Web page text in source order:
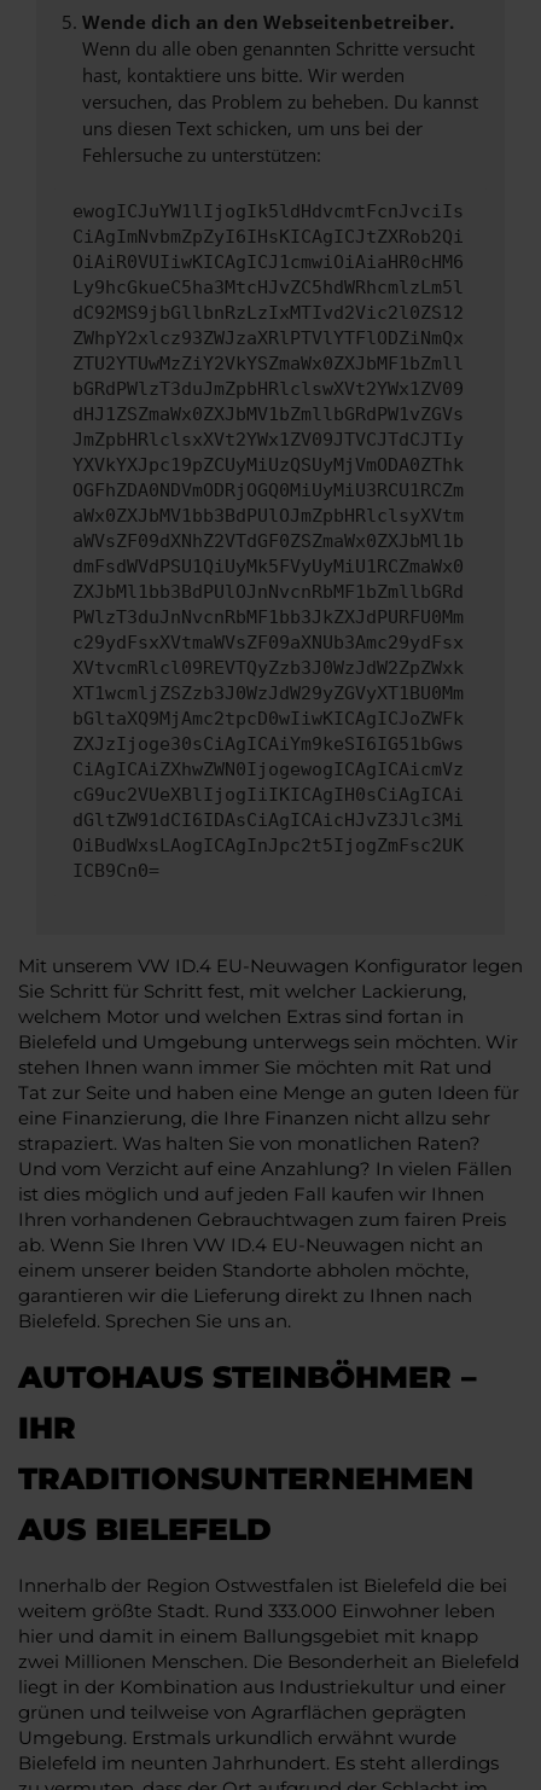
Wende dich an den Webseitenbetreiber.
Wenn du alle oben genannten Schritte versucht
hast, kontaktiere uns bitte. Wir werden
versuchen, das Problem zu beheben. Du kannst
uns diesen Text schicken, um uns bei der
Fehlersuche zu unterstützen:
ewogICJuYW1lIjogIk5ldHdvcmtFcnJvciIs
CiAgImNvbmZpZyI6IHsKICAgICJtZXRob2Qi
OiAiR0VUIiwKICAgICJ1cmwiOiAiaHR0cHM6
Ly9hcGkueC5ha3MtcHJvZC5hdWRhcmlzLm5l
dC92MS9jbGllbnRzLzIxMTIvd2Vic2l0ZS12
ZWhpY2xlcz93ZWJzaXRlPTVlYTFlODZiNmQx
ZTU2YTUwMzZiY2VkYSZmaWx0ZXJbMF1bZmll
bGRdPWlzT3duJmZpbHRlclswXVt2YWx1ZV09
dHJ1ZSZmaWx0ZXJbMV1bZmllbGRdPW1vZGVs
JmZpbHRlclsxXVt2YWx1ZV09JTVCJTdCJTIy
YXVkYXJpc19pZCUyMiUzQSUyMjVmODA0ZThk
OGFhZDA0NDVmODRjOGQ0MiUyMiU3RCU1RCZm
aWx0ZXJbMV1bb3BdPUlOJmZpbHRlclsyXVtm
aWVsZF09dXNhZ2VTdGF0ZSZmaWx0ZXJbMl1b
dmFsdWVdPSU1QiUyMk5FVyUyMiU1RCZmaWx0
ZXJbMl1bb3BdPUlOJnNvcnRbMF1bZmllbGRd
PWlzT3duJnNvcnRbMF1bb3JkZXJdPURFU0Mm
c29ydFsxXVtmaWVsZF09aXNUb3Amc29ydFsx
XVtvcmRlcl09REVTQyZzb3J0WzJdW2ZpZWxk
XT1wcmljZSZzb3J0WzJdW29yZGVyXT1BU0Mm
bGltaXQ9MjAmc2tpcD0wIiwKICAgICJoZWFk
ZXJzIjoge30sCiAgICAiYm9keSI6IG51bGws
CiAgICAiZXhwZWN0IjogewogICAgICAicmVz
cG9uc2VUeXBlIjogIiIKICAgIH0sCiAgICAi
dGltZW91dCI6IDAsCiAgICAicHJvZ3Jlc3Mi
OiBudWxsLAogICAgInJpc2t5IjogZmFsc2UK
ICB9Cn0=
Mit unserem VW ID.4 EU-Neuwagen Konfigurator legen
Sie Schritt für Schritt fest, mit welcher Lackierung,
welchem Motor und welchen Extras sind fortan in
Bielefeld und Umgebung unterwegs sein möchten. Wir
stehen Ihnen wann immer Sie möchten mit Rat und
Tat zur Seite und haben eine Menge an guten Ideen für
eine Finanzierung, die Ihre Finanzen nicht allzu sehr
strapaziert. Was halten Sie von monatlichen Raten?
Und vom Verzicht auf eine Anzahlung? In vielen Fällen
ist dies möglich und auf jeden Fall kaufen wir Ihnen
Ihren vorhandenen Gebrauchtwagen zum fairen Preis
ab. Wenn Sie Ihren VW ID.4 EU-Neuwagen nicht an
einem unserer beiden Standorte abholen möchte,
garantieren wir die Lieferung direkt zu Ihnen nach
Bielefeld. Sprechen Sie uns an.
AUTOHAUS STEINBÖHMER –
IHR
TRADITIONSUNTERNEHMEN
AUS BIELEFELD
Innerhalb der Region Ostwestfalen ist Bielefeld die bei
weitem größte Stadt. Rund 333.000 Einwohner leben
hier und damit in einem Ballungsgebiet mit knapp
zwei Millionen Menschen. Die Besonderheit an Bielefeld
liegt in der Kombination aus Industriekultur und einer
grünen und teilweise von Agrarflächen geprägten
Umgebung. Erstmals urkundlich erwähnt wurde
Bielefeld im neunten Jahrhundert. Es steht allerdings